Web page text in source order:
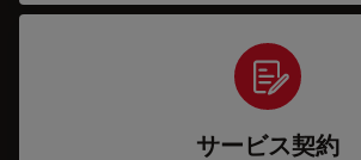
サービス契約